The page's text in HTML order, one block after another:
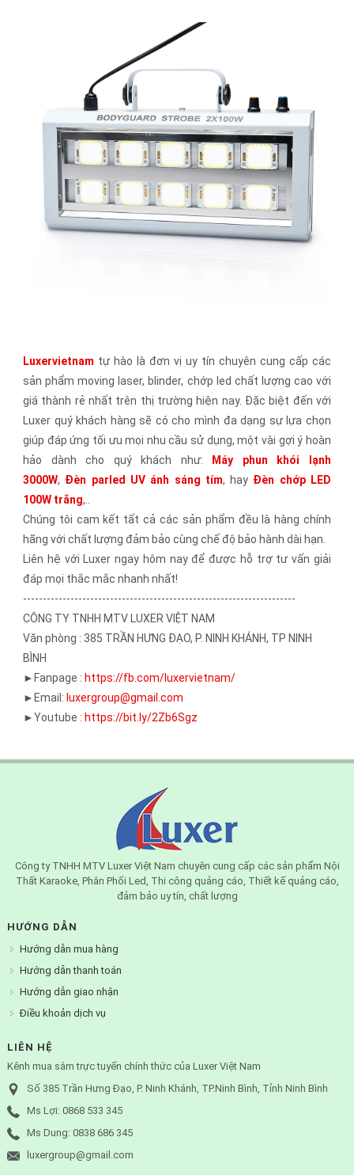
Luxervietnam tự hào là đơn vị uy tín chuyên cung cấp các
sản phẩm moving laser, blinder, chớp led chất lượng cao với
giá thành rẻ nhất trên thị trường hiện nay. Đặc biệt đến với
Luxer quý khách hàng sẽ có cho mình đa dạng sự lựa chọn
giúp đáp ứng tối ưu mọi nhu cầu sử dụng, một vài gợi ý hoàn
hảo dành cho quý khách như: Máy phun khói lạnh
3000W, Đèn parled UV ánh sáng tím, hay Đèn chớp LED
100W trắng,..
Chúng tôi cam kết tất cả các sản phẩm đều là hàng chính
hãng với chất lượng đảm bảo cùng chế độ bảo hành dài hạn.
Liên hệ với Luxer ngay hôm nay để được hỗ trợ tư vấn giải
đáp mọi thắc mắc nhanh nhất!
---------------------------------------------------------------------
CÔNG TY TNHH MTV LUXER VIỆT NAM
Văn phòng : 385 TRẦN HƯNG ĐẠO, P. NINH KHÁNH, TP NINH
BÌNH
►Fanpage : https://fb.com/luxervietnam/
►Email: luxergroup@gmail.com
►Youtube : https://bit.ly/2Zb6Sgz
Công ty TNHH MTV Luxer Việt Nam chuyên cung cấp các sản phẩm Nội
Thất Karaoke, Phân Phối Led, Thi công quảng cáo, Thiết kế quảng cáo,
đảm bảo uy tín, chất lượng
HƯỚNG DẪN
Hướng dẫn mua hàng
Hướng dẫn thanh toán
Hướng dẫn giao nhận
Điều khoản dịch vụ
LIÊN HỆ
Kênh mua sắm trực tuyến chính thức của Luxer Việt Nam
Số 385 Trần Hưng Đạo, P. Ninh Khánh, TP.Ninh Bình, Tỉnh Ninh Bình
Ms Lợi: 0868 533 345
Ms Dung: 0838 686 345
luxergroup@gmail.com